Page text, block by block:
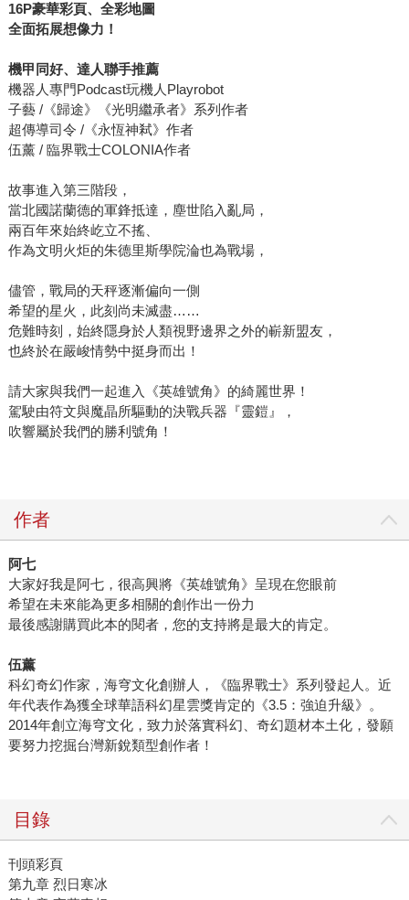
16P豪華彩頁、全彩地圖
全面拓展想像力！
機甲同好、達人聯手推薦
機器人專門Podcast玩機人Playrobot
子藝 /《歸途》《光明繼承者》系列作者
超傳導司令 /《永恆神弒》作者
伍薰 / 臨界戰士COLONIA作者
故事進入第三階段，
當北國諾蘭德的軍鋒抵達，塵世陷入亂局，
兩百年來始終屹立不搖、
作為文明火炬的朱德里斯學院淪也為戰場，
儘管，戰局的天秤逐漸偏向一側
希望的星火，此刻尚未滅盡……
危難時刻，始終隱身於人類視野邊界之外的嶄新盟友，
也終於在嚴峻情勢中挺身而出！
請大家與我們一起進入《英雄號角》的綺麗世界！
駕駛由符文與魔晶所驅動的決戰兵器『靈鎧』，
吹響屬於我們的勝利號角！
作者
阿七
大家好我是阿七，很高興將《英雄號角》呈現在您眼前
希望在未來能為更多相關的創作出一份力
最後感謝購買此本的閱者，您的支持將是最大的肯定。
伍薰
科幻奇幻作家，海穹文化創辦人，《臨界戰士》系列發起人。近
年代表作為獲全球華語科幻星雲獎肯定的《3.5：強迫升級》。
2014年創立海穹文化，致力於落實科幻、奇幻題材本土化，發願
要努力挖掘台灣新銳類型創作者！
目錄
刊頭彩頁
第九章 烈日寒冰